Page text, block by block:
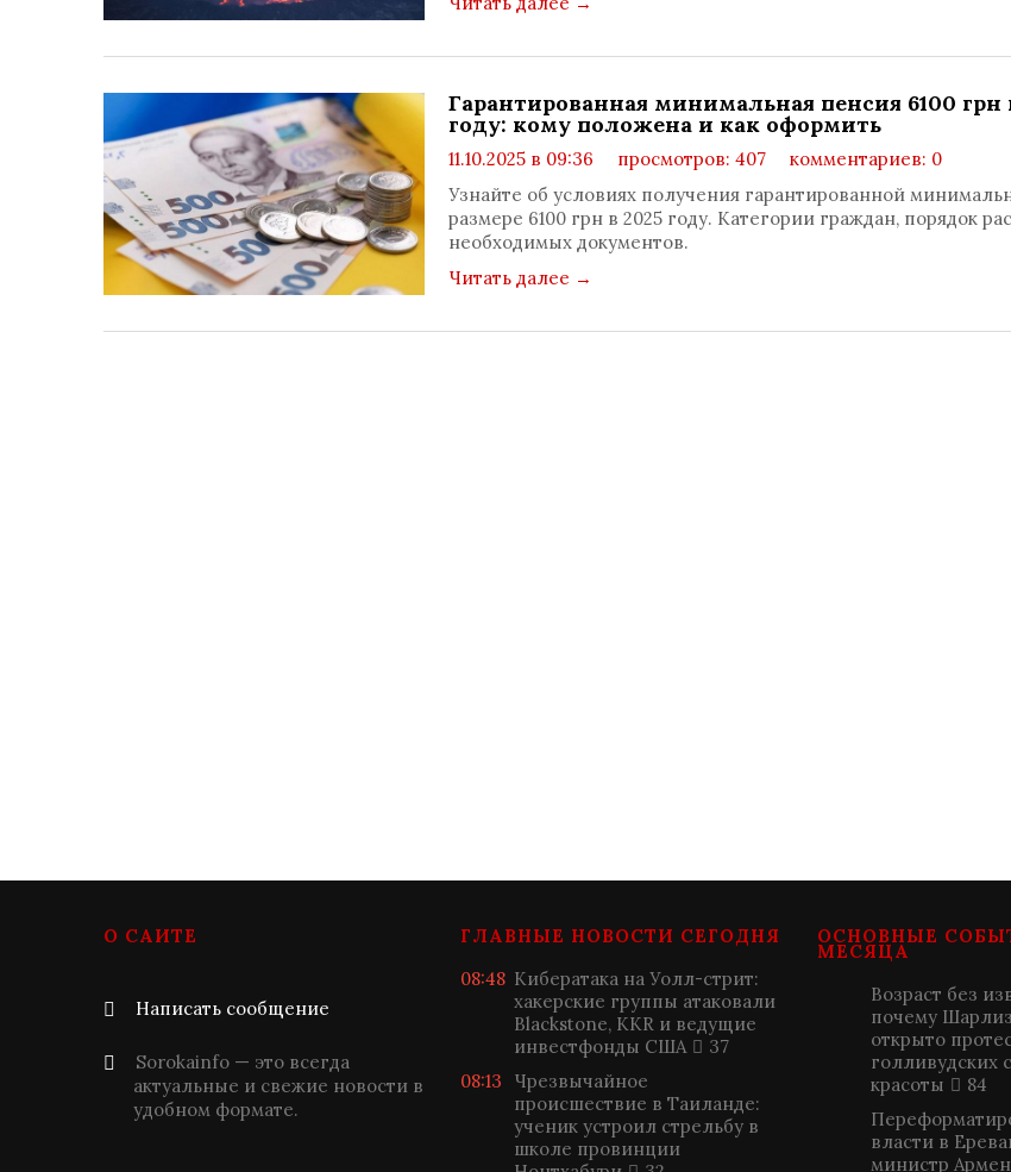
Гарантированная минимальная пенсия 6100 грн
году: кому положена и как оформить
11.10.2025 в 09:36 просмотров: 407
комментариев: 0
Узнайте об условиях получения гарантированной
размере 6100 грн в 2025 году. Категории граждан, порядок
необходимых документов.
Читать далее →
О САЙТЕ
Написать сообщение
Sorokainfo — это всегда
актуальные и свежие новости в
удобном формате.
ГЛАВНЫЕ НОВОСТИ СЕГОДНЯ
08:48 Кибератака на Уолл-стрит:
хакерские группы атаковали
Blackstone, KKR и ведущие
инвестфонды США
37
08:13
Чрезвычайное
происшествие в Таиланде:
ученик устроил стрельбу в
школе провинции
ОСНОВНЫЕ
МЕСЯЦА
Возраст без
почему
открыто
голливудских
красоты
84
власти в
министр